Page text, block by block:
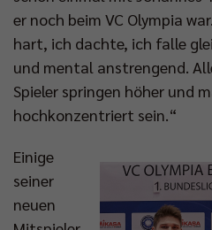
er noch beim VC Olympia
hart, ich dachte, ich falle
und mental anstrengend.
Spieler springen höher und
hochkonzentriert sein.“
Einige
seiner
neuen